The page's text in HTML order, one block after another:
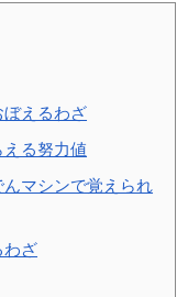
ぼえるわざ
る努力値
マシンで覚えられ
わざ